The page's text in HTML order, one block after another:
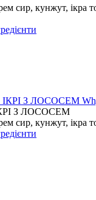
сир, кунжут, ікра
З ЛОСОСЕМ
сир, кунжут, ікра